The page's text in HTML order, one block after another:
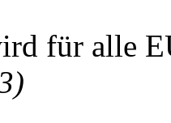
für alle